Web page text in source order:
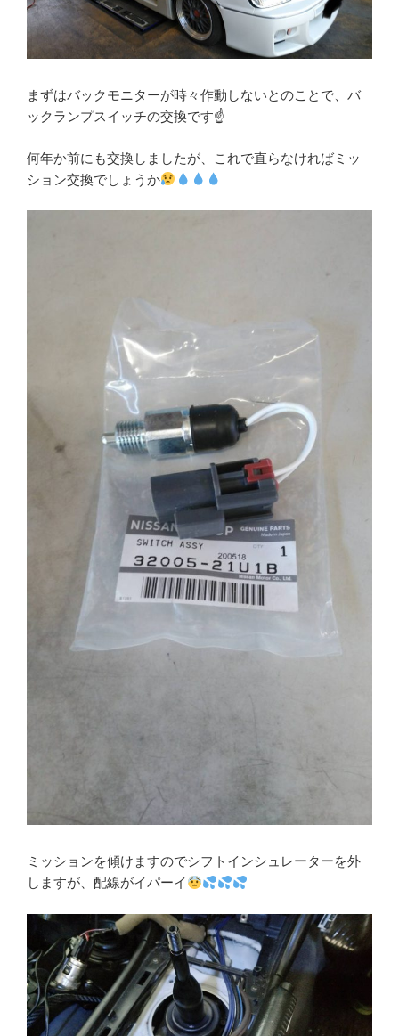
まずはバックモニターが時々作動しないとのことで、バ
ックランプスイッチの交換です☝️
何年か前にも交換しましたが、これで直らなければミッ
ション交換でしょうか
ミッションを傾けますのでシフトインシュレーターを外
しますが、配線がイパーイ